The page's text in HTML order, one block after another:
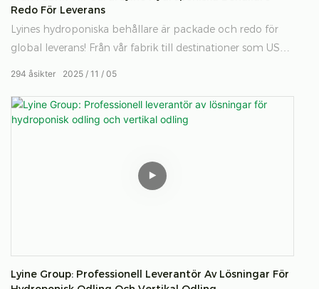
Redo För Leverans
Lyines hydroponiska behållare är packade och redo för
global leverans! Från vår fabrik till destinationer som USA,
och effektivare. Varje behållare är byggd för plug-and-
play-drift, vilket erbjuder lantbrukare runt om i världen ett
2025 11 05
294 åsikter
Lyine Group: Professionell Leverantör Av Lösningar För